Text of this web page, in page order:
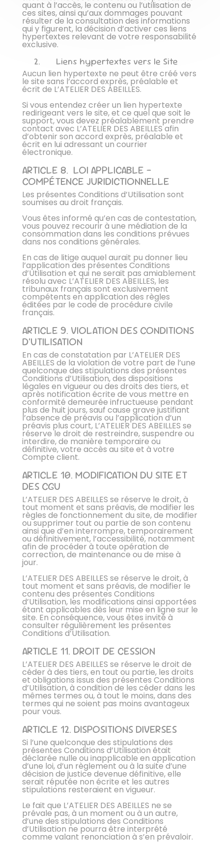
quant à l’accès, le contenu ou l’utilisation de
ces sites, ainsi qu’aux dommages pouvant
résulter de la consultation des informations
qui y figurent, la décision d’activer ces liens
hypertextes relevant de votre responsabilité
exclusive.
2.
Liens hypertextes vers le Site
Aucun lien hypertexte ne peut être créé vers
le site sans l’accord exprès, préalable et
écrit de L’ATELIER DES ABEILLES.
Si vous entendez créer un lien hypertexte
redirigeant vers le site, et ce quel que soit le
support, vous devez préalablement prendre
contact avec L’ATELIER DES ABEILLES afin
d’obtenir son accord exprès, préalable et
écrit en lui adressant un courrier
électronique.
ARTICLE 8. LOI APPLICABLE –
COMPÉTENCE JURIDICTIONNELLE
Les présentes Conditions d’Utilisation sont
soumises au droit français.
Vous êtes informé qu’en cas de contestation,
vous pouvez recourir à une médiation de la
consommation dans les conditions prévues
dans nos conditions générales.
En cas de litige auquel aurait pu donner lieu
l’application des présentes Conditions
d’Utilisation et qui ne serait pas amiablement
résolu avec L’ATELIER DES ABEILLES, les
tribunaux français sont exclusivement
compétents en application des règles
éditées par le code de procédure civile
français.
ARTICLE 9. VIOLATION DES CONDITIONS
D’UTILISATION
En cas de constatation par L’ATELIER DES
ABEILLES de la violation de votre part de l’une
quelconque des stipulations des présentes
Conditions d’Utilisation, des dispositions
légales en vigueur ou des droits des tiers, et
après notification écrite de vous mettre en
conformité demeurée infructueuse pendant
plus de huit jours, sauf cause grave justifiant
l’absence de préavis ou l’application d’un
préavis plus court, L’ATELIER DES ABEILLES se
réserve le droit de restreindre, suspendre ou
interdire, de manière temporaire ou
définitive, votre accès au site et à votre
Compte client.
ARTICLE 10. MODIFICATION DU SITE ET
DES CGU
L’ATELIER DES ABEILLES se réserve le droit, à
tout moment et sans préavis, de modifier les
règles de fonctionnement du site, de modifier
ou supprimer tout ou partie de son contenu
ainsi que d’en interrompre, temporairement
ou définitivement, l’accessibilité, notamment
afin de procéder à toute opération de
correction, de maintenance ou de mise à
jour.
L’ATELIER DES ABEILLES se réserve le droit, à
tout moment et sans préavis, de modifier le
contenu des présentes Conditions
d’Utilisation, les modifications ainsi apportées
étant applicables dès leur mise en ligne sur le
site. En conséquence, vous êtes invité à
consulter régulièrement les présentes
Conditions d’Utilisation.
ARTICLE 11. DROIT DE CESSION
L’ATELIER DES ABEILLES se réserve le droit de
céder à des tiers, en tout ou partie, les droits
et obligations issus des présentes Conditions
d’Utilisation, à condition de les céder dans les
mêmes termes ou, à tout le moins, dans des
termes qui ne soient pas moins avantageux
pour vous.
ARTICLE 12. DISPOSITIONS DIVERSES
Si l’une quelconque des stipulations des
présentes Conditions d’Utilisation était
déclarée nulle ou inapplicable en application
d’une loi, d’un règlement ou à la suite d’une
décision de justice devenue définitive, elle
serait réputée non écrite et les autres
stipulations resteraient en vigueur.
Le fait que L’ATELIER DES ABEILLES ne se
prévale pas, à un moment ou à un autre,
d’une des stipulations des Conditions
d’Utilisation ne pourra être interprété
comme valant renonciation à s’en prévaloir.